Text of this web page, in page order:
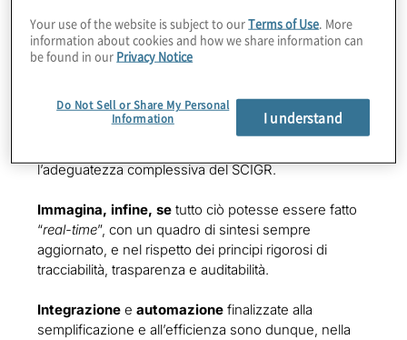
potessero disporre di un “Tableau de Board” di
monitoraggio dei rischi e dei controlli di tutta l’azienda
(ai vari livelli organizzativi, geografici e di business),
criticità sulle quali intervenire per riportare le
performancee il profilo di rischio associato a livelli di
l’adeguatezza complessiva del SCIGR.
Immagina, infine, setutto ciò potesse essere fatto
“real-time”, con un quadro di sintesi sempre
aggiornato, e nel rispetto dei principi rigorosi di
tracciabilità, trasparenza e auditabilità.
Integrazione eautomazione finalizzate alla
semplificazione e all’efficienza sono dunque, nella
Your use of the website is subject to ourTerms of Use. More
information about cookies and how we share information can
be found in our Privacy Notice
Do Not Sell or Share My Personal
Information
I understand